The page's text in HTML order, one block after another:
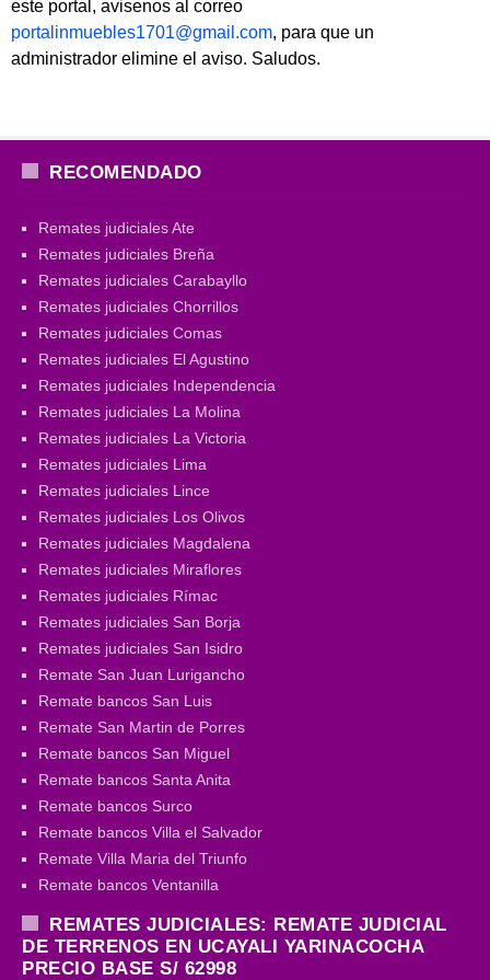
este portal, avisenos al correo
portalinmuebles1701@gmail.com, para que un
administrador elimine el aviso. Saludos.
RECOMENDADO
Remates judiciales Ate
Remates judiciales Breña
Remates judiciales Carabayllo
Remates judiciales Chorrillos
Remates judiciales Comas
Remates judiciales El Agustino
Remates judiciales Independencia
Remates judiciales La Molina
Remates judiciales La Victoria
Remates judiciales Lima
Remates judiciales Lince
Remates judiciales Los Olivos
Remates judiciales Magdalena
Remates judiciales Miraflores
Remates judiciales Rímac
Remates judiciales San Borja
Remates judiciales San Isidro
Remate San Juan Lurigancho
Remate bancos San Luis
Remate San Martin de Porres
Remate bancos San Miguel
Remate bancos Santa Anita
Remate bancos Surco
Remate bancos Villa el Salvador
Remate Villa Maria del Triunfo
Remate bancos Ventanilla
REMATES JUDICIALES: REMATE JUDICIAL
DE TERRENOS EN UCAYALI YARINACOCHA
PRECIO BASE S/ 62998